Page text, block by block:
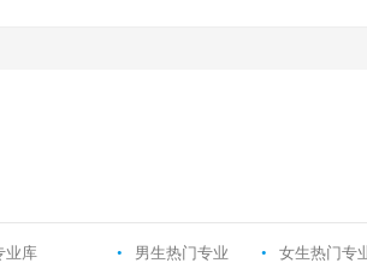
业库 • 男生热门专业 • 女生热门专